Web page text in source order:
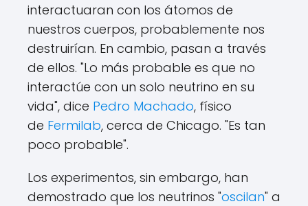
interactuaran con los átomos de
nuestros cuerpos, probablemente nos
destruirían. En cambio, pasan a través
de ellos. "Lo más probable es que no
interactúe con un solo neutrino en su
vida", dice Pedro Machado, físico
de Fermilab, cerca de Chicago. "Es tan
poco probable".
Los experimentos, sin embargo, han
demostrado que los neutrinos "oscilan" a